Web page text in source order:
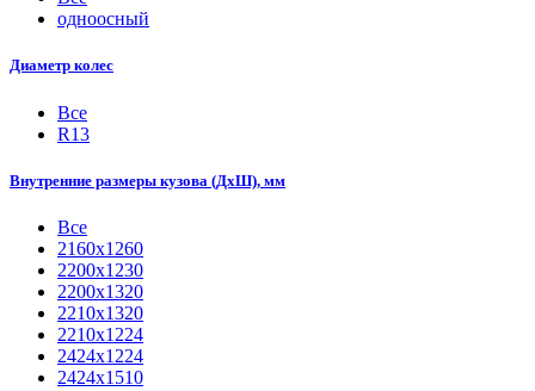
одноосный
Диаметр колес
Все
R13
Внутренние размеры кузова (ДхШ), мм
Все
2160х1260
2200х1230
2200х1320
2210x1320
2210х1224
2424х1224
2424х1510